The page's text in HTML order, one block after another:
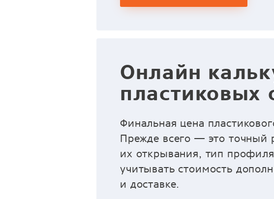
Онлайн
пластиковых
Финальная цена
Прежде всего — это точный
их открывания, тип
учитывать стоимость
и доставке.